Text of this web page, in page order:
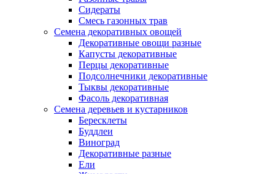
Сидераты
Смесь газонных трав
Семена декоративных овощей
Декоративные овощи разные
Капусты декоративные
Перцы декоративные
Подсолнечники декоративные
Тыквы декоративные
Фасоль декоративная
Семена деревьев и кустарников
Бересклеты
Буддлеи
Виноград
Декоративные разные
Ели